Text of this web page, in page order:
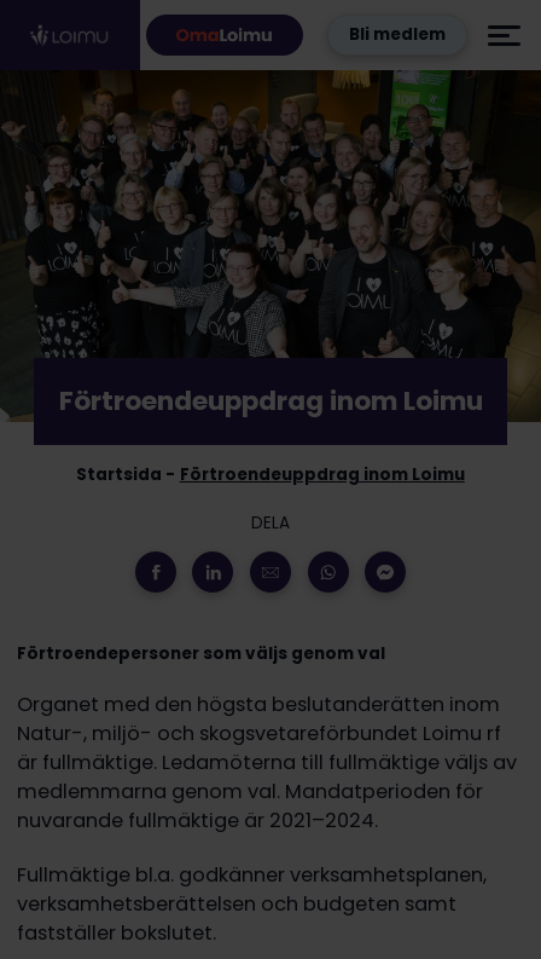
Hoppa till innehållet
Bli medlem
Startsida Förtroendeuppdrag inom Loimu
Förtroendeuppdrag inom Loimu
DELA
Förtroendepersoner som väljs genom val
Organet med den högsta beslutanderätten inom
Natur-, miljö- och skogsvetareförbundet Loimu rf
är fullmäktige. Ledamöterna till fullmäktige väljs av
medlemmarna genom val. Mandatperioden för
nuvarande fullmäktige är 2021–2024.
Fullmäktige bl.a. godkänner verksamhetsplanen,
verksamhetsberättelsen och budgeten samt
fastställer bokslutet.